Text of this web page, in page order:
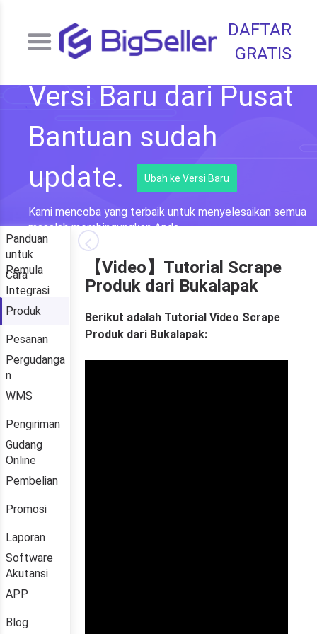
DAFTAR
GRATIS
Versi Baru dari Pusat
Bantuan sudah
update.
Ubah ke Versi Baru
Kami mencoba yang terbaik untuk menyelesaikan semua
masalah membingungkan Anda.
Panduan
untuk
Pemula
Cara
Integrasi
Produk
Pesanan
Pergudanga
n
WMS
Pengiriman
Gudang
Online
Pembelian
Promosi
Laporan
Software
Akutansi
APP
Blog
【Video】Tutorial Scrape
Produk dari Bukalapak